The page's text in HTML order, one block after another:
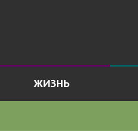
ЖИЗНЬ